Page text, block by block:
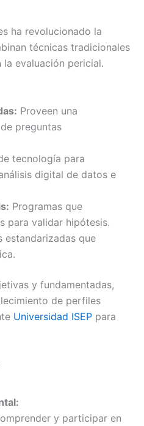
ha revolucionado la
técnicas tradicionales
evaluación pericial.
Proveen una
preguntas
tecnología para
digital de datos e
Programas que
para validar hipótesis.
estandarizadas que
y fundamentadas,
de perfiles
Universidad ISEP para
y participar en